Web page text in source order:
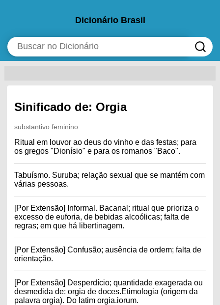
Dicionário Brasil
Sinificado de: Orgia
substantivo feminino
Ritual em louvor ao deus do vinho e das festas; para
os gregos "Dionísio" e para os romanos "Baco".
Tabuísmo. Suruba; relação sexual que se mantém com
várias pessoas.
[Por Extensão] Informal. Bacanal; ritual que prioriza o
excesso de euforia, de bebidas alcoólicas; falta de
regras; em que há libertinagem.
[Por Extensão] Confusão; ausência de ordem; falta de
orientação.
[Por Extensão] Desperdício; quantidade exagerada ou
desmedida de: orgia de doces.Etimologia (origem da
palavra orgia). Do latim orgia.iorum.